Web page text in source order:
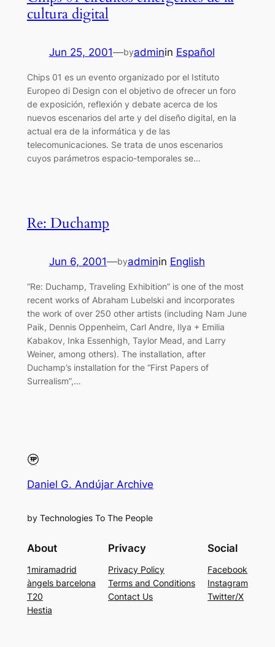
cultura digital
Jun 25, 2001—byadminin Español
Chips 01 es un evento organizado por el Istituto
Europeo di Design con el objetivo de ofrecer un foro
de exposición, reflexión y debate acerca de los
nuevos escenarios del arte y del diseño digital, en la
actual era de la informática y de las
telecomunicaciones. Se trata de unos escenarios
cuyos parámetros espacio-temporales se…
Re: Duchamp
Jun 6, 2001—byadminin English
“Re: Duchamp, Traveling Exhibition” is one of the most
recent works of Abraham Lubelski and incorporates
the work of over 250 other artists (including Nam June
Paik, Dennis Oppenheim, Carl Andre, Ilya + Emilia
Kabakov, Inka Essenhigh, Taylor Mead, and Larry
Weiner, among others). The installation, after
Duchamp’s installation for the “First Papers of
Surrealism”,…
Daniel G. Andújar Archive
by Technologies To The People
About
1miramadrid
àngels barcelona
T20
Hestia
Privacy
Privacy Policy
Terms and Conditions
Contact Us
Social
Facebook
Instagram
Twitter/X